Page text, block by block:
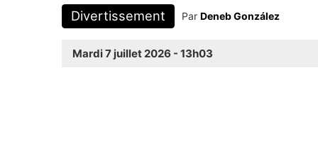
Divertissement Par Deneb González
Mardi 7 juillet 2026 - 13h03